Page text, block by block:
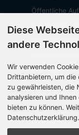
Öffentliche
Über OCTO IT
Sitemap
PARTNER
Diese
andere
Wir verwenden
Drittanbietern, um die
zu gewährleisten, die
analysieren und
bieten zu können.
Datenschutzerklärung.